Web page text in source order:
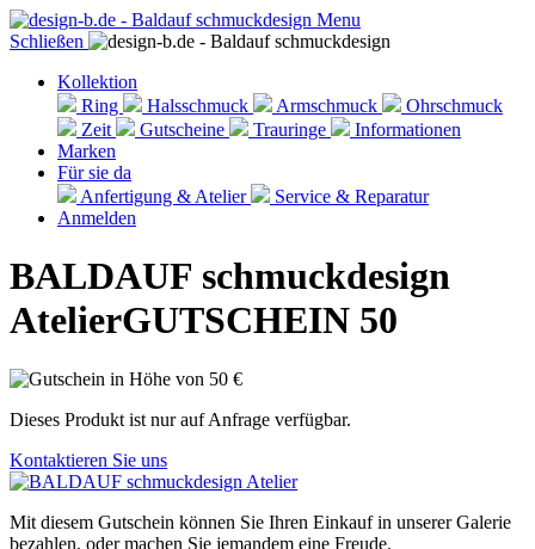
Menu
Schließen
Kollektion
Ring
Halsschmuck Armschmuck
Ohrschmuck
Zeit
Gutscheine Trauringe
Informationen
Marken
Für sie da
Anfertigung & Atelier
Service & Reparatur
Anmelden
BALDAUF schmuckdesign
AtelierGUTSCHEIN 50
Dieses Produkt ist nur auf Anfrage verfügbar.
Kontaktieren Sie uns
Mit diesem Gutschein können Sie Ihren Einkauf in unserer Galerie
bezahlen, oder machen Sie jemandem eine Freude.